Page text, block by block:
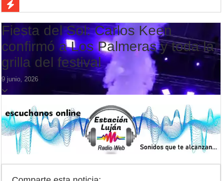
Flandria afronta una final anticipada ante UAI Urquiza
Crimen en el Lanusse: murió una mujer y detuvieron a su pareja
Actividades en Luján: qué hacer este fin de semana
Salud mental: Luján puso el bienestar emocional en el centro del
Turismo en Luján: las vacaciones de invierno impulsaron la
Desbaratan un punto de venta de drogas en el barrio Padre Varela y
Campeonato TC JK: Diego Cordone se quedó con una gran victoria
Jubilación en Argentina: qué requisitos exige ANSES para acceder al
Fiesta del Sol: Carlos Keen
confirmó a Los Palmeras y toda la
grilla del festival
9 junio, 2026